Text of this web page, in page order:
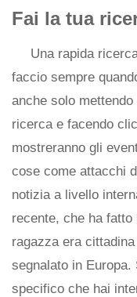
Fai la tua
Una rapida
faccio sempre
anche solo
ricerca e facendo
mostreranno gli
cose come attacchi
notizia a livello
recente, che ha
ragazza era
segnalato in
specifico che hai